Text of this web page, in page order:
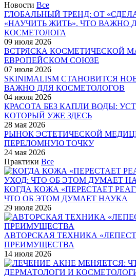
Новости Все
ГЛОБАЛЬНЫЙ ТРЕНД: ОТ
«НАУЧИТЬ ЖИТЬ». ЧТО ВАЖНО
КОСМЕТОЛОГА
09 июля 2026
ВСТРЯСКА КОСМЕТИЧЕСКОЙ
ЕВРОПЕЙСКОМ СОЮЗЕ
07 июля 2026
SKINIMALISM СТАНОВИТСЯ
ВАЖНО ДЛЯ КОСМЕТОЛОГОВ
04 июля 2026
КРАСОТА БЕЗ КАПЛИ ВОДЫ:
КОТОРЫЙ УЖЕ ЗДЕСЬ
28 мая 2026
РЫНОК ЭСТЕТИЧЕСКОЙ
ПЕРЕЛОМНУЮ ТОЧКУ
24 мая 2026
Практики Все
КОГДА КОЖА «ПЕРЕСТАЕТ
ЧТО ОБ ЭТОМ ДУМАЕТ НАУКА
29 июля 2026
АВТОРСКАЯ ТЕХНИКА
ПРЕИМУЩЕСТВА
14 июля 2026